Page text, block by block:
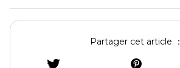
Partager cet article ：